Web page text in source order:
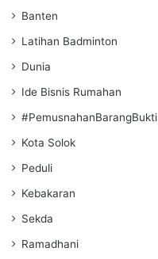
Banten
Latihan Badminton
Dunia
Ide Bisnis Rumahan
#PemusnahanBarangBukti
Kota Solok
Peduli
Kebakaran
Sekda
Ramadhani